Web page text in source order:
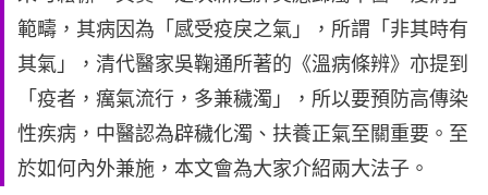
範疇，其病因為「感受疫戾之氣」，所謂「非其時有
其氣」，清代醫家吳鞠通所著的《溫病條辨》亦提到
「疫者，癘氣流行，多兼穢濁」，所以要預防高傳染
性疾病，中醫認為辟穢化濁、扶養正氣至關重要。至
於如何內外兼施，本文會為大家介紹兩大法子。